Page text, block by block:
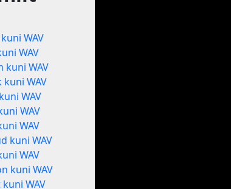
WAV
WAV
kuni WAV
kuni WAV
WAV
WAV
WAV
kuni WAV
WAV
kuni WAV
WAV